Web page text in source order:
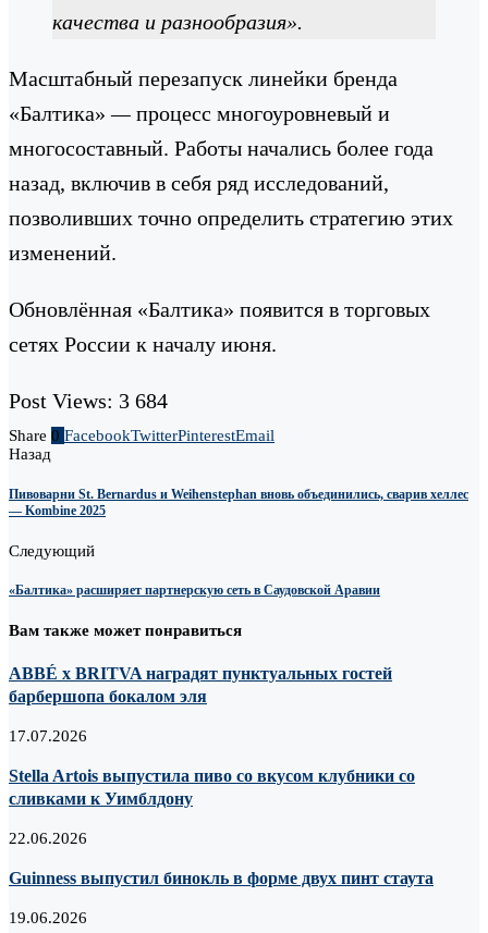
качества и разнообразия».
Масштабный перезапуск линейки бренда
«Балтика»— процесс многоуровневый и
многосоставный. Работы начались более года
назад, включив в себя ряд исследований,
позволивших точно определить стратегию этих
изменений.
Обновлённая «Балтика» появится в торговых
сетях России к началу июня.
Post Views: 3 684
Share 0 FacebookTwitterPinterestEmail
Назад
Пивоварни St. Bernardus и Weihenstephan вновь объединились, сварив хеллес
— Kombine 2025
Следующий
«Балтика» расширяет партнерскую сеть в Саудовской Аравии
Вам также может понравиться
ABBÉ х BRITVA наградят пунктуальных гостей
барбершопа бокалом эля
17.07.2026
Stella Artois выпустила пиво со вкусом клубники со
сливками к Уимблдону
22.06.2026
Guinness выпустил бинокль в форме двух пинт стаута
19.06.2026